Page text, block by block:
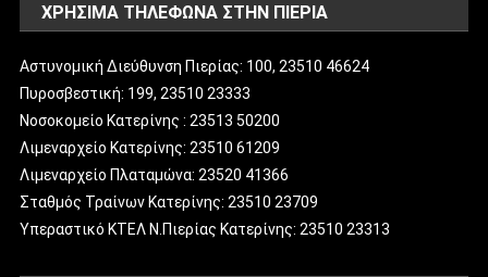
ΧΡΗΣΙΜΑ ΤΗΛΕΦΩΝΑ ΣΤΗΝ ΠΙΕΡΙΑ
Αστυνομική Διεύθυνση Πιερίας: 100, 23510 46624
Πυροσβεστική: 199, 23510 23333
Νοσοκομείο Κατερίνης : 23513 50200
Λιμεναρχείο Κατερίνης: 23510 61209
Λιμεναρχείο Πλαταμώνα: 23520 41366
Σταθμός Τραίνων Κατερίνης: 23510 23709
Υπεραστικό ΚΤΕΛ Ν.Πιερίας Κατερίνης: 23510 23313